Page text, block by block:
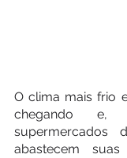
O clima mais frio
chegando
abastecem